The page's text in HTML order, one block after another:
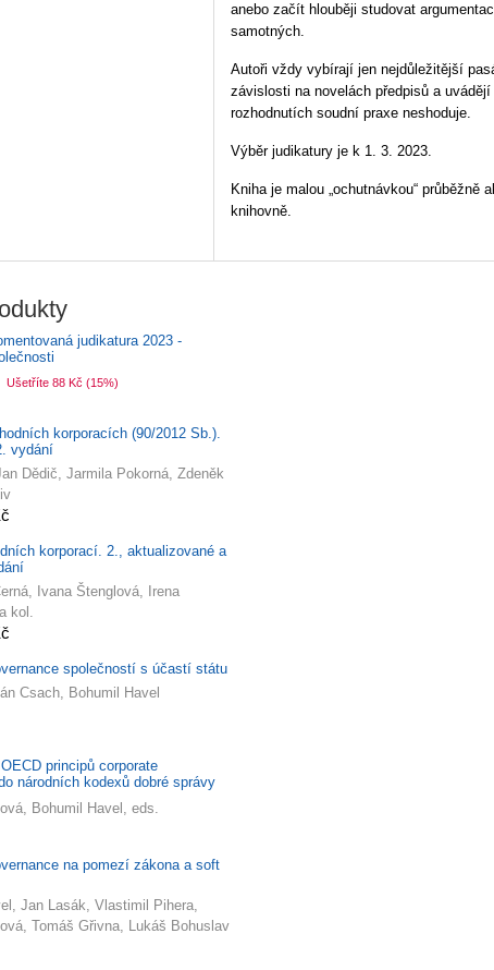
anebo začít hlouběji studovat
samotných.
Autoři vždy vybírají jen nejdůležitější
závislosti na novelách předpisů a
rozhodnutích soudní praxe neshoduje.
Výběr judikatury je k 1. 3. 2023.
Kniha je malou „ochutnávkou“
knihovně.
judikatura 2023 -
Ušetříte 88 Kč (15%)
korporacích (90/2012 Sb.).
vydání
Dědič, Jarmila Pokorná, Zdeněk
korporací. 2., aktualizované a
Ivana Štenglová, Irena
kol.
společností s účastí státu
Csach, Bohumil Havel
principů corporate
národních kodexů dobré správy
Bohumil Havel, eds.
na pomezí zákona a soft
Jan Lasák, Vlastimil Pihera,
Tomáš Gřivna, Lukáš Bohuslav